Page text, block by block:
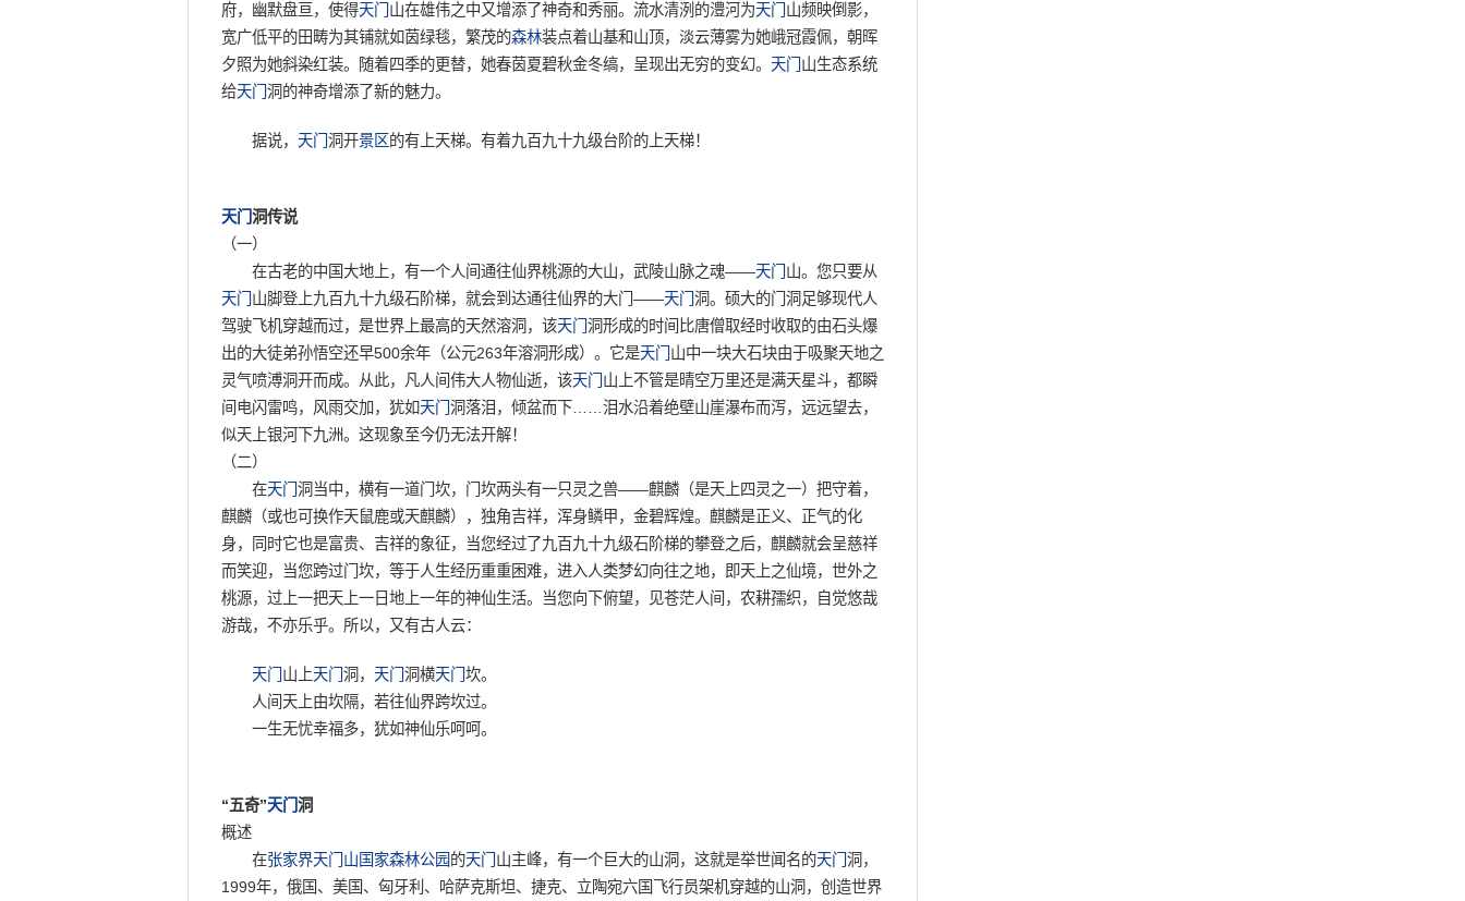
府，幽默盘亘，使得天门 山在雄伟之中又增添了神奇和秀丽。流水清洌的澧河为天门 山频映倒影，
宽广低平的田畴为其铺就如茵绿毯，繁茂的森林装点着山基和山顶，淡云薄雾为她峨冠霞佩，朝晖
夕照为她斜染红装。随着四季的更替，她春茵夏碧秋金冬缟，呈现出无穷的变幻。 天门 山生态系统
给天门 洞的神奇增添了新的魅力。
据说， 天门 洞开景区的有上天梯。有着九百九十九级台阶的上天梯！
天门 洞传说
（一）
在古老的中国大地上，有一个人间通往仙界桃源的大山，武陵山脉之魂——天门 山。您只要从
天门 山脚登上九百九十九级石阶梯，就会到达通往仙界的大门——天门 洞。硕大的门洞足够现代人
驾驶飞机穿越而过，是世界上最高的天然溶洞，该天门 洞形成的时间比唐僧取经时收取的由石头爆
出的大徒弟孙悟空还早500余年（公元263年溶洞形成）。它是天门 山中一块大石块由于吸聚天地之
灵气喷溥洞开而成。从此，凡人间伟大人物仙逝，该天门 山上不管是晴空万里还是满天星斗，都瞬
间电闪雷鸣，风雨交加，犹如天门 洞落泪，倾盆而下……泪水沿着绝壁山崖瀑布而泻，远远望去，
似天上银河下九洲。这现象至今仍无法开解！
（二）
在天门 洞当中，横有一道门坎，门坎两头有一只灵之兽——麒麟（是天上四灵之一）把守着，
麒麟（或也可换作天鼠鹿或天麒麟），独角吉祥，浑身鳞甲，金碧辉煌。麒麟是正义、正气的化
身，同时它也是富贵、吉祥的象征，当您经过了九百九十九级石阶梯的攀登之后，麒麟就会呈慈祥
而笑迎，当您跨过门坎，等于人生经历重重困难，进入人类梦幻向往之地，即天上之仙境，世外之
桃源，过上一把天上一日地上一年的神仙生活。当您向下俯望，见苍茫人间，农耕孺织，自觉悠哉
游哉，不亦乐乎。所以，又有古人云：
天门 山上天门 洞， 天门 洞横天门 坎。
人间天上由坎隔，若往仙界跨坎过。
一生无忧幸福多，犹如神仙乐呵呵。
“五奇”天门 洞
概述
在张家界天门山国家森林公园的天门 山主峰，有一个巨大的山洞，这就是举世闻名的天门 洞，
1999年，俄国、美国、匈牙利、哈萨克斯坦、捷克、立陶宛六国飞行员架机穿越的山洞，创造世界